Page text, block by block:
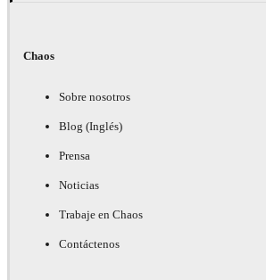
Chaos
Sobre nosotros
Blog (Inglés)
Prensa
Noticias
Trabaje en Chaos
Contáctenos